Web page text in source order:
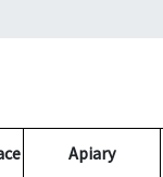
Apiary